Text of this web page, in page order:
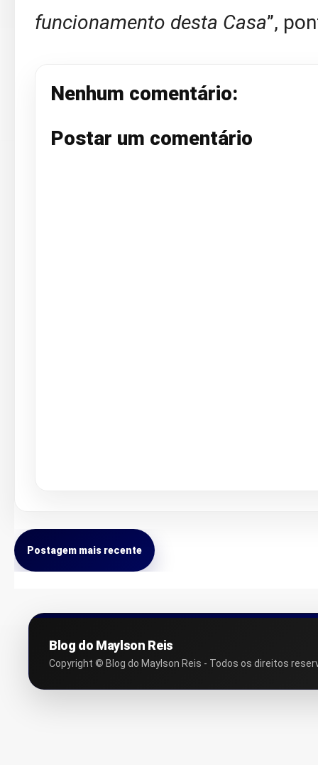
funcionamento desta Casa”,
Nenhum comentário:
Postar um comentário
Postagem mais recente
Blog do Maylson Reis
Copyright © Blog do Maylson Reis - Todos os direitos